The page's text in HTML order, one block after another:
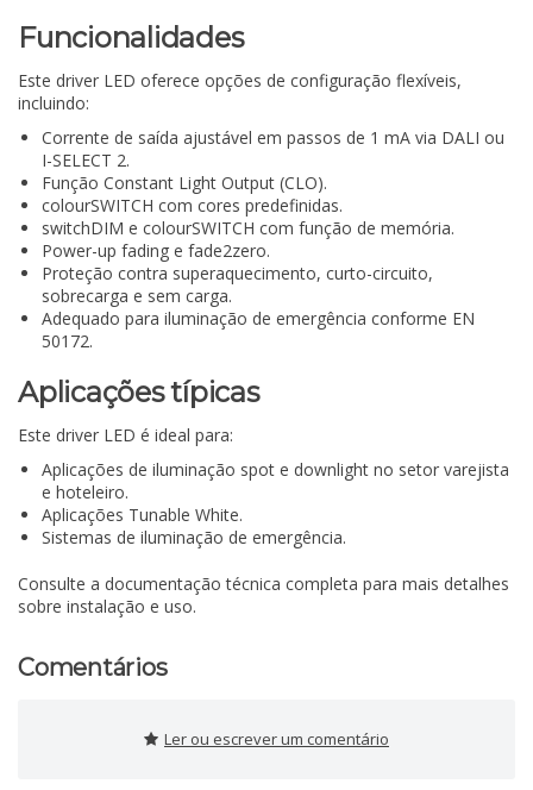
Funcionalidades
Este driver LED oferece opções de configuração flexíveis,
incluindo:
Corrente de saída ajustável em passos de 1 mA via DALI ou
I-SELECT 2.
Função Constant Light Output (CLO).
colourSWITCH com cores predefinidas.
switchDIM e colourSWITCH com função de memória.
Power-up fading e fade2zero.
Proteção contra superaquecimento, curto-circuito,
sobrecarga e sem carga.
Adequado para iluminação de emergência conforme EN
50172.
Aplicações típicas
Este driver LED é ideal para:
Aplicações de iluminação spot e downlight no setor varejista
e hoteleiro.
Aplicações Tunable White.
Sistemas de iluminação de emergência.
Consulte a documentação técnica completa para mais detalhes
sobre instalação e uso.
Comentários
Ler ou escrever um comentário